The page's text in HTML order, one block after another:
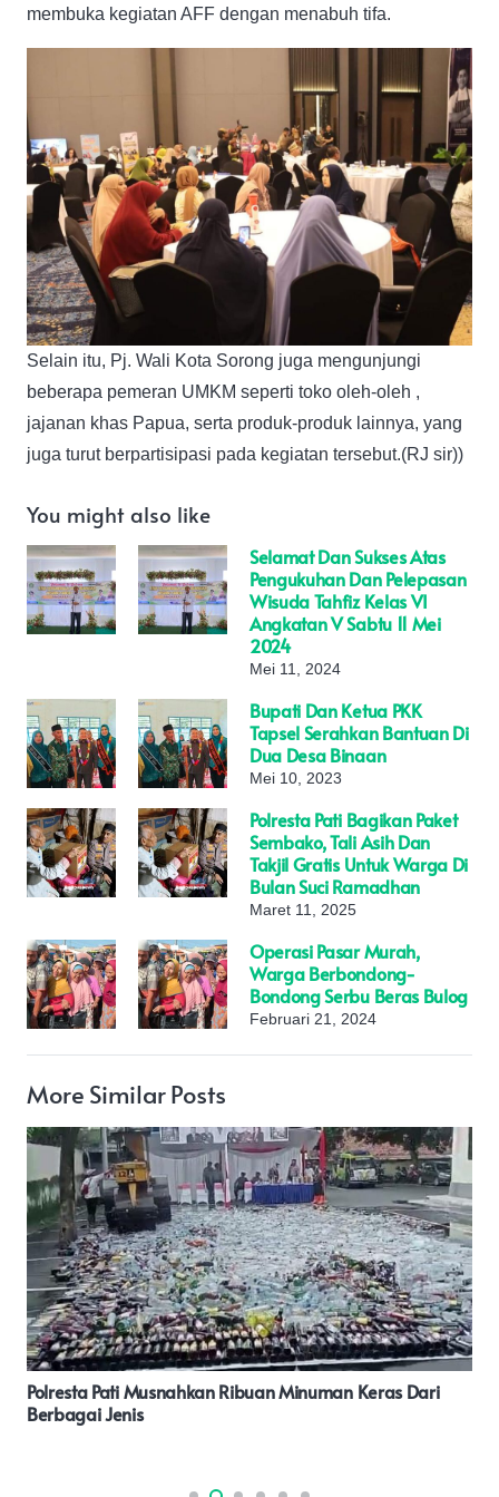
membuka kegiatan AFF dengan menabuh tifa.
Selain itu, Pj. Wali Kota Sorong juga mengunjungi
beberapa pemeran UMKM seperti toko oleh-oleh ,
jajanan khas Papua, serta produk-produk lainnya, yang
juga turut berpartisipasi pada kegiatan tersebut.(RJ sir))
You might also like
Selamat Dan Sukses Atas
Pengukuhan Dan Pelepasan
Wisuda Tahfiz Kelas VI
Angkatan V Sabtu 11 Mei
2024
Mei 11, 2024
Bupati Dan Ketua PKK
Tapsel Serahkan Bantuan Di
Dua Desa Binaan
Mei 10, 2023
Polresta Pati Bagikan Paket
Sembako, Tali Asih Dan
Takjil Gratis Untuk Warga Di
Bulan Suci Ramadhan
Maret 11, 2025
Operasi Pasar Murah,
Warga Berbondong-
Bondong Serbu Beras Bulog
Februari 21, 2024
More Similar Posts
Kehilangan Surat Tanah Warga Desa Suka Jaya
Diketahui Setalah Selesai Pembayaran